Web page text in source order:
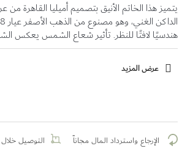
يتميز هذا الخاتم الأنيق بتصميم أميليا القاهرة من
هندسيًا لافتًا للنظر. تأثير شعاع الشمس يعكس
عرض المزيد
الإرجاع واسترداد المال مجاناً التوصيل خلال ٣ أيام عمل